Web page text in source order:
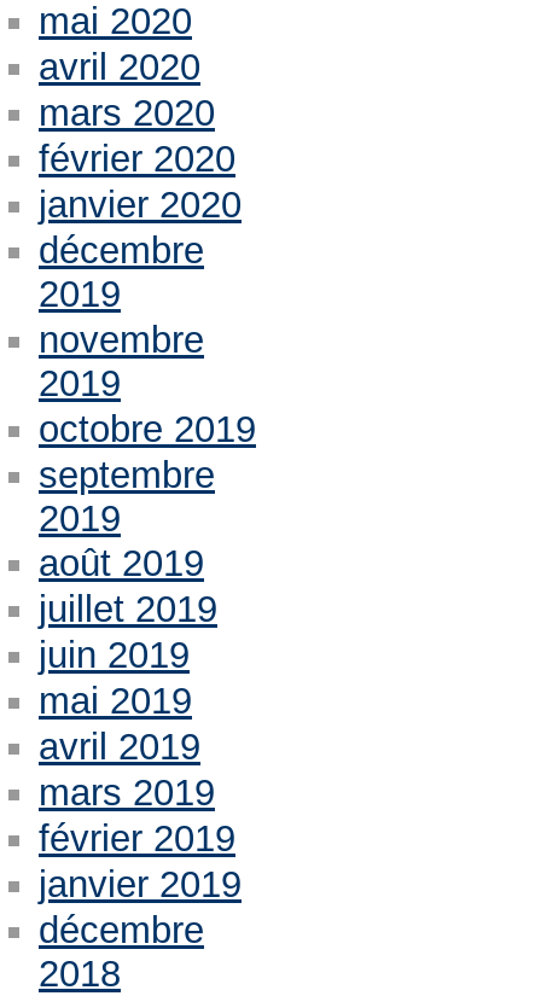
mai 2020
avril 2020
mars 2020
février 2020
janvier 2020
décembre
2019
novembre
2019
octobre 2019
septembre
2019
août 2019
juillet 2019
juin 2019
mai 2019
avril 2019
mars 2019
février 2019
janvier 2019
décembre
2018